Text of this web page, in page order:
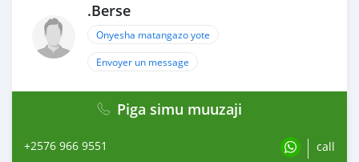
.Berse
Onyesha matangazo yote
Envoyer un message
Piga simu muuzaji
+2576 966 9551 call